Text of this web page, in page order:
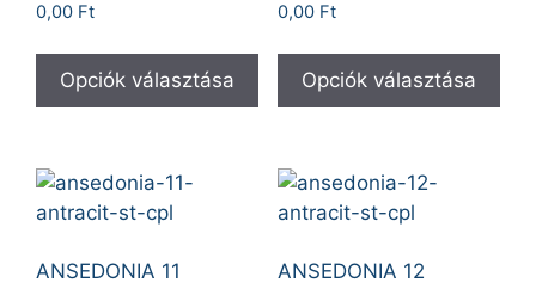
0,00 Ft
Opciók választása
0,00 Ft
Opciók választása
ANSEDONIA 11 ANSEDONIA 12